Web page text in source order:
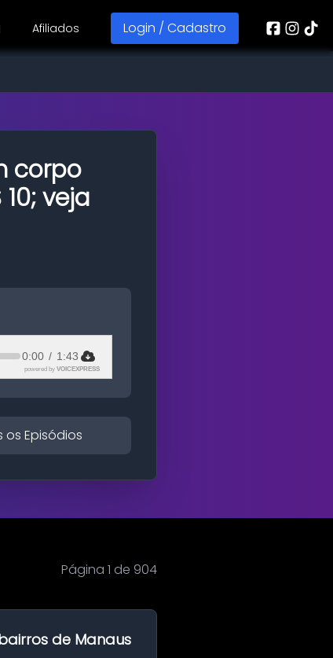
Afiliados Login / Cadastro
corpo
veja
0:00 / 1:43
powered by VOICEXPRESS
os Episódios
Página 1 de 904
de Manaus